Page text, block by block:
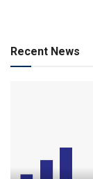
Recent News